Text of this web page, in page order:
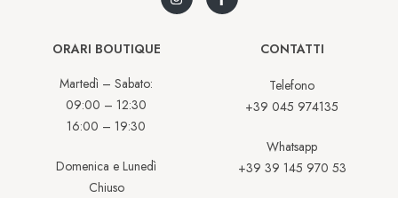
ORARI BOUTIQUE
Martedì – Sabato:
09:00 – 12:30
16:00 – 19:30
Domenica e Lunedì
Chiuso
CONTATTI
Telefono
+39 045 974135
Whatsapp
+39 39 145 970 53